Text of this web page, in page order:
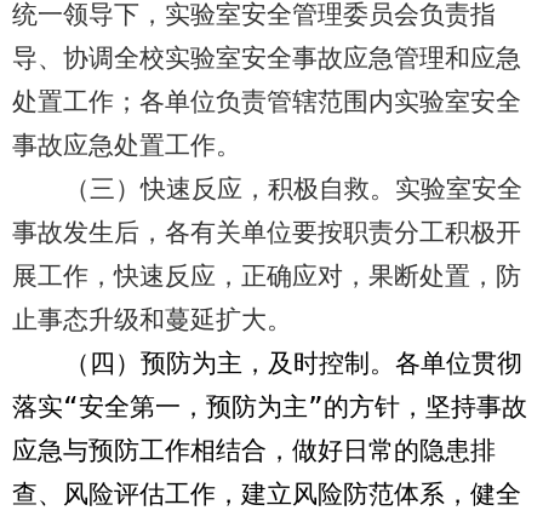
统一领导下，实验室安全管理委员会负责指
导、协调全校实验室安全事故应急管理和应急
处置工作；各单位负责管辖范围内实验室安全
事故应急处置工作。
（三）快速反应，积极自救。实验室安全
事故发生后，各有关单位要按职责分工积极开
展工作，快速反应，正确应对，果断处置，防
止事态升级和蔓延扩大。
（四）预防为主，及时控制。各单位贯彻
落实“安全第一 ， 预防为主”的方针，坚持事故
应急与预防工作相结合，做好日常的隐患排
查、风险评估工作，建立风险防范体系，健全